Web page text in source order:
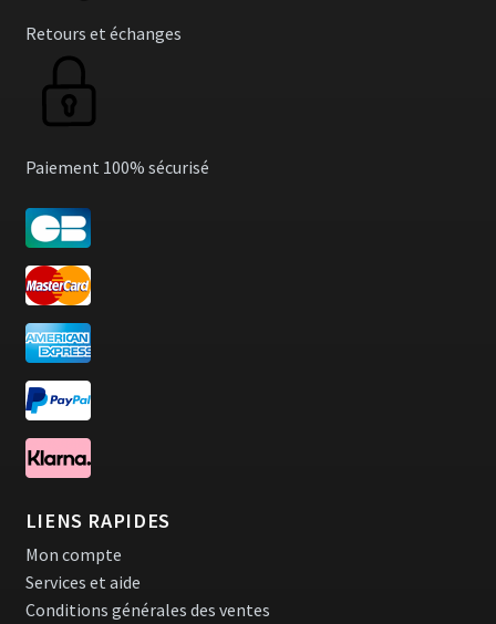
Retours et échanges
Paiement 100% sécurisé
LIENS RAPIDES
Mon compte
Services et aide
Conditions générales des ventes